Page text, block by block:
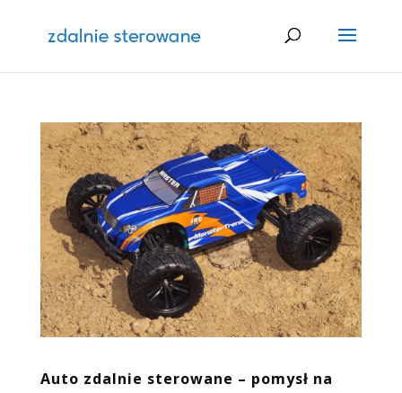
Auto zdalnie sterowane – pomysł na